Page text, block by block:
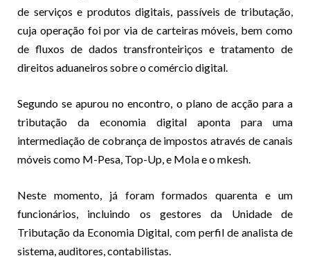
de serviços e produtos digitais, passíveis de tributação,
cuja operação foi por via de carteiras móveis, bem como
de fluxos de dados transfronteiriços e tratamento de
direitos aduaneiros sobre o comércio digital.
Segundo se apurou no encontro, o plano de acção para a
tributação da economia digital aponta para uma
intermediação de cobrança de impostos através de canais
móveis como M-Pesa, Top-Up, e Mola e o mkesh.
Neste momento, já foram formados quarenta e um
funcionários, incluindo os gestores da Unidade de
Tributação da Economia Digital, com perfil de analista de
sistema, auditores, contabilistas.